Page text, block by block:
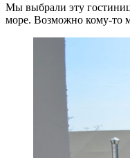
Мы выбрали эту
море. Возможно кому-то